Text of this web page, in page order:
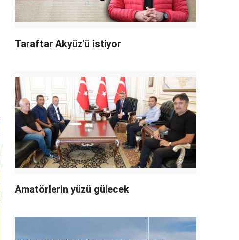
Taraftar Akyüz'ü istiyor
Amatörlerin yüzü gülecek